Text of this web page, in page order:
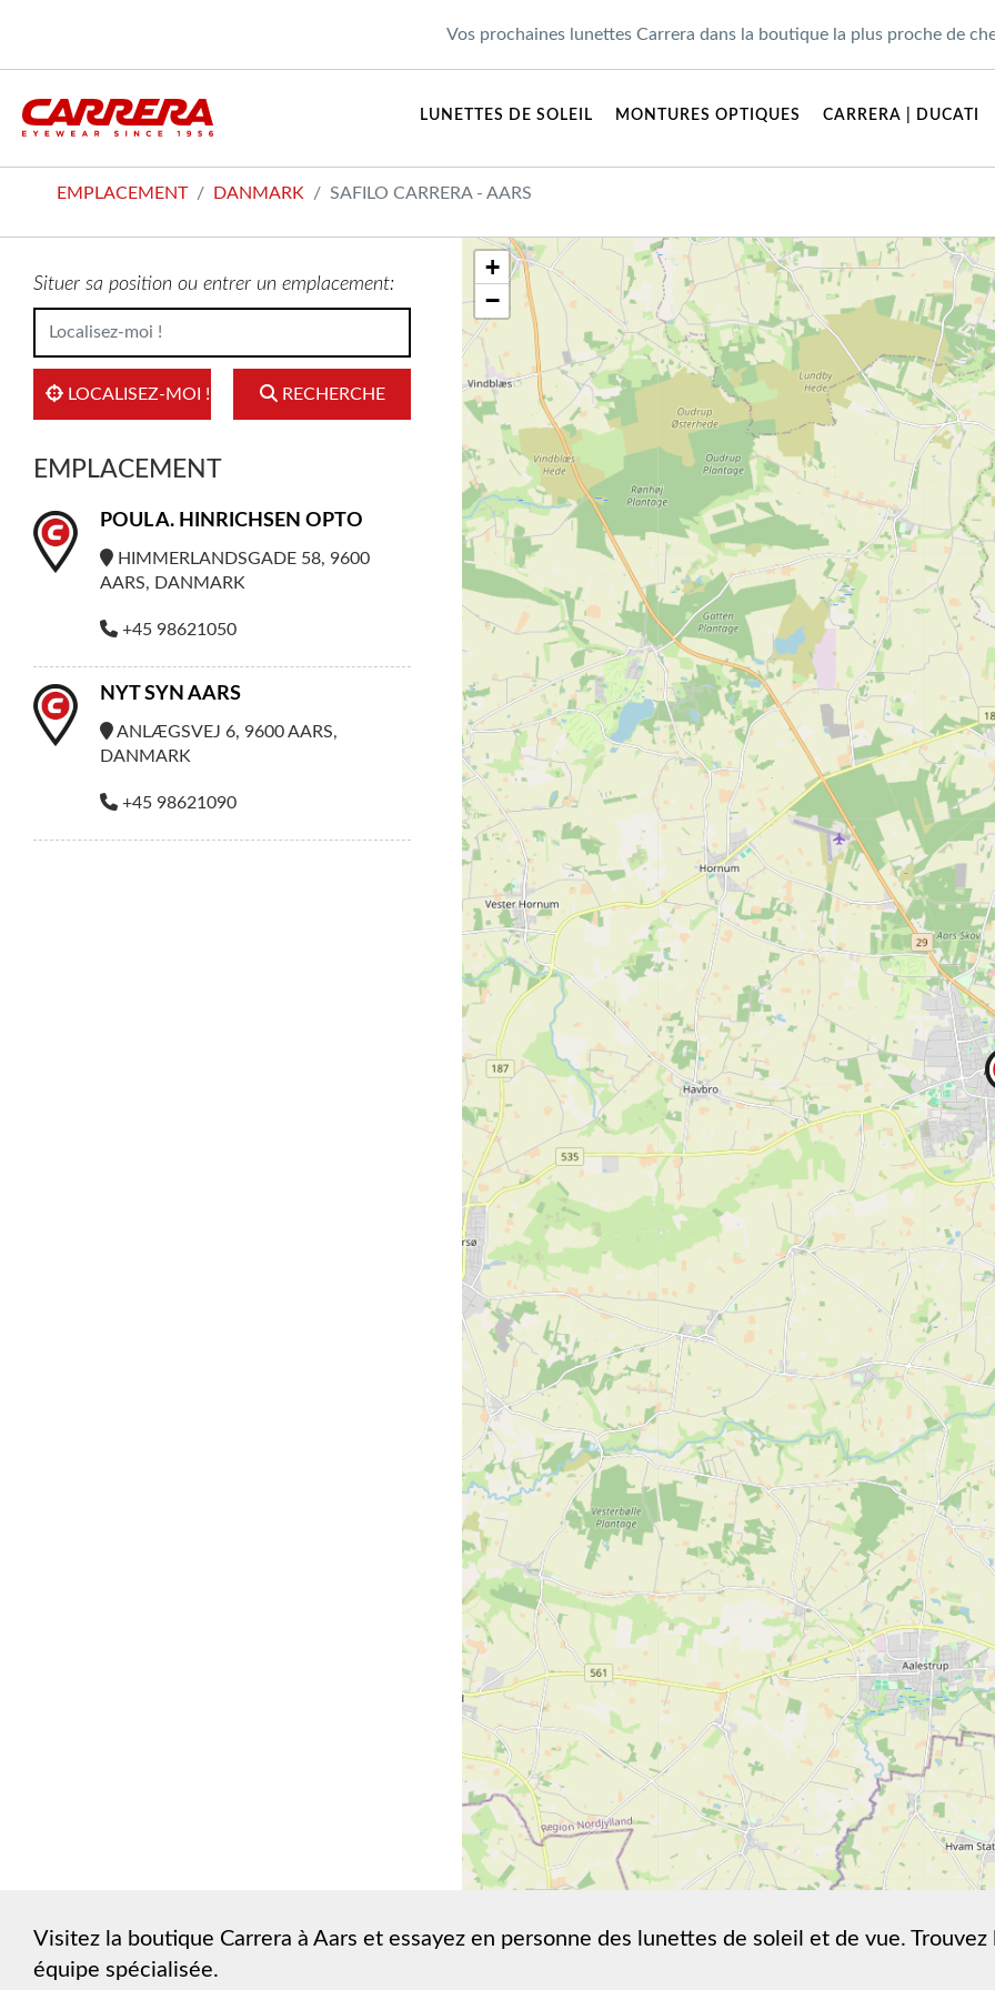
Vos prochaines lunettes Carrera dans la boutique la plus proche de
LUNETTES DE SOLEIL MONTURES OPTIQUES CARRERA | DUCATI
EMPLACEMENT DANMARK SAFILO CARRERA - AARS
Situer sa position ou entrer un emplacement:
LOCALISEZ-MOI ! RECHERCHE
EMPLACEMENT
POUL A. HINRICHSEN OPTO
HIMMERLANDSGADE 58, 9600
AARS, DANMARK
+45 98621050
NYT SYN AARS
ANLÆGSVEJ 6, 9600 AARS,
DANMARK
+45 98621090
+
−
Visitez la boutique Carrera à Aars et essayez en personne des lunettes de soleil et de vue.
équipe spécialisée.